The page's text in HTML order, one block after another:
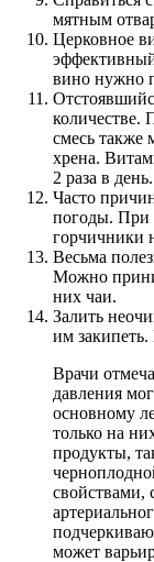
мятным
Церковное
вино нужно
количестве.
смесь также
хрена.
2 раза в день.
Часто
погоды. При
горчичники
Весьма
Можно
них чаи.
Залить
им
Врачи
давления
основному
только на
продукты,
может